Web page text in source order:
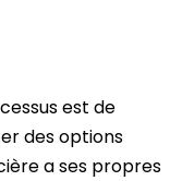
est de
des options
a ses propres